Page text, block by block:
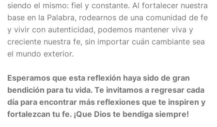
siendo el mismo: fiel y constante. Al fortalecer nuestra
base en la Palabra, rodearnos de una comunidad de fe
y vivir con autenticidad, podemos mantener viva y
creciente nuestra fe, sin importar cuán cambiante sea
el mundo exterior.
Esperamos que esta reflexión haya sido de gran
bendición para tu vida. Te invitamos a regresar cada
día para encontrar más reflexiones que te inspiren y
fortalezcan tu fe. ¡Que Dios te bendiga siempre!